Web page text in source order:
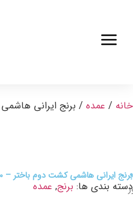
خانه / عمده / برنج ایرانی هاشمی
0
برنج ایرانی هاشمی کشت دوم باختر – 900 گرمی
دسته بندی ها: برنج, عمده